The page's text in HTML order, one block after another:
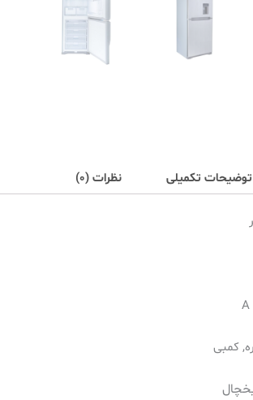
توضیحات تکمیلی نظرات (0)